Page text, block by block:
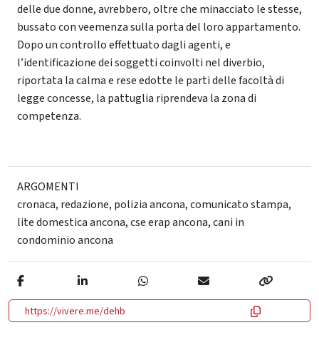
delle due donne, avrebbero, oltre che minacciato le stesse,
bussato con veemenza sulla porta del loro appartamento.
Dopo un controllo effettuato dagli agenti, e
l’identificazione dei soggetti coinvolti nel diverbio,
riportata la calma e rese edotte le parti delle facoltà di
legge concesse, la pattuglia riprendeva la zona di
competenza.
ARGOMENTI
cronaca, redazione, polizia ancona,comunicato stampa,
lite domestica ancona,cse erap ancona,cani in
condominio ancona
https://vivere.me/dehb